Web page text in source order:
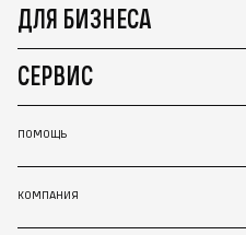
ДЛЯ БИЗНЕСА
СЕРВИС
ПОМОЩЬ
КОМПАНИЯ